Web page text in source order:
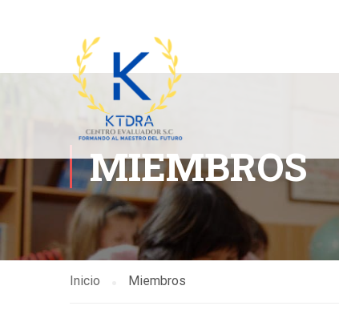
MIEMBROS
Inicio Miembros